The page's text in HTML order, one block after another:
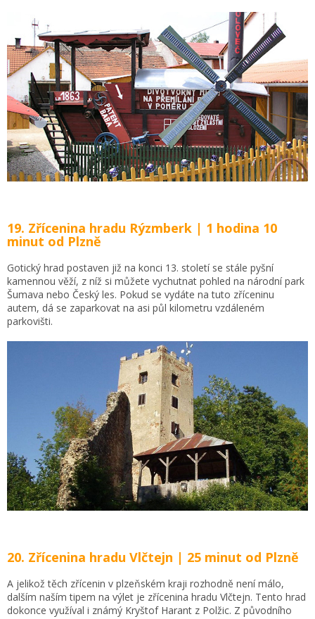
19. Zřícenina hradu Rýzmberk | 1 hodina 10
minut od Plzně
Gotický hrad postaven již na konci 13. století se stále pyšní
kamennou věží, z níž si můžete vychutnat pohled na národní park
Šumava nebo Český les. Pokud se vydáte na tuto zříceninu
autem, dá se zaparkovat na asi půl kilometru vzdáleném
parkovišti.
20. Zřícenina hradu Vlčtejn | 25 minut od Plzně
A jelikož těch zřícenin v plzeňském kraji rozhodně není málo,
dalším naším tipem na výlet je zřícenina hradu Vlčtejn. Tento hrad
dokonce využíval i známý Kryštof Harant z Polžic. Z původního